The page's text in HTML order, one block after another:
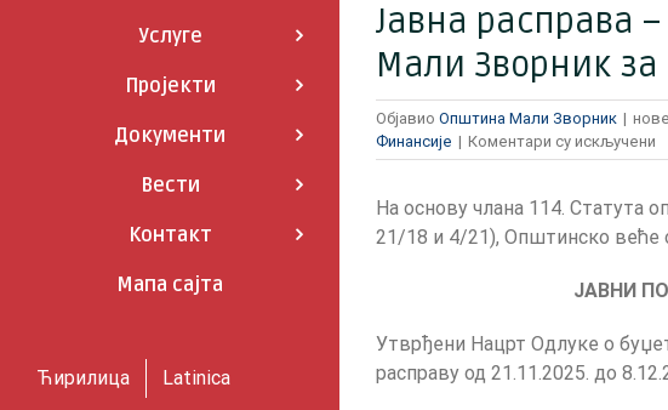
Услуге
Пројекти
Документи
Вести
Контакт
Мапа сајта
Ћирилица Latinica
Јавна расправа
Мали Зворник за
Објавио Општина Мали Зворник |
Финансије | Коментари су искључени
–
о
На основу члана 114. Статута
21/18 и 4/21), Општинско веће
ЈАВНИ
Утврђени Нацрт Одлуке о
расправу од 21.11.2025. до